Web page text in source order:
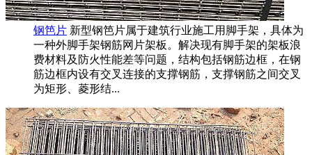
钢笆片 新型钢笆片属于建筑行业施工用脚手架，具体为
一种外脚手架钢筋网片架板。解决现有脚手架的架板浪
费材料及防火性能差等问题，结构包括钢筋边框，在钢
筋边框内设有交叉连接的支撑钢筋，支撑钢筋之间交叉
为矩形、菱形结...